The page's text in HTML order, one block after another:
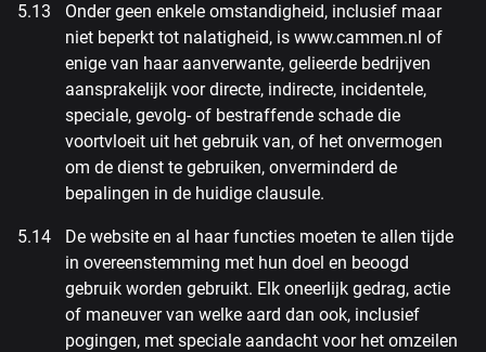
Onder geen enkele omstandigheid, inclusief maar
niet beperkt tot nalatigheid, is www.cammen.nl of
enige van haar aanverwante, gelieerde bedrijven
aansprakelijk voor directe, indirecte, incidentele,
speciale, gevolg- of bestraffende schade die
voortvloeit uit het gebruik van, of het onvermogen
om de dienst te gebruiken, onverminderd de
bepalingen in de huidige clausule.
De website en al haar functies moeten te allen tijde
in overeenstemming met hun doel en beoogd
gebruik worden gebruikt. Elk oneerlijk gedrag, actie
of maneuver van welke aard dan ook, inclusief
pogingen, met speciale aandacht voor het omzeilen